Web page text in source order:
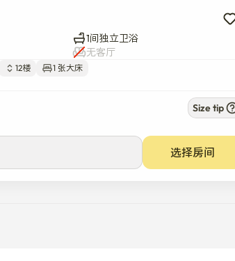
尔）、文化名胜（圣水、市政府等）
1间独立卫浴
无客厅
12楼 1 张大床
Size tip
选择房间